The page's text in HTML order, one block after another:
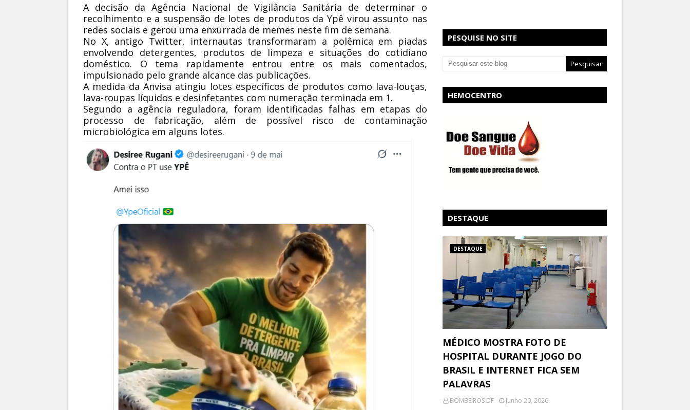
A decisão daAgência Nacional de Vigilância Sanitária de determinar o
recolhimento e a suspensão de lotes de produtos da Ypê virou assunto nas
redes sociais e gerou uma enxurrada de memes neste fim de semana.
No X, antigo Twitter, internautas transformaram a polêmica em piadas
envolvendo detergentes, produtos de limpeza e situações do cotidiano
doméstico. O tema rapidamente entrou entre os mais comentados,
impulsionado pelo grande alcance das publicações.
A medida da Anvisa atingiu lotes específicos de produtos como lava-louças,
lava-roupas líquidos e desinfetantes com numeração terminada em 1.
Segundo a agência reguladora, foram identificadas falhas em etapas do
processo de fabricação, além de possível risco de contaminação
microbiológica em alguns lotes.
PESQUISE NO SITE
HEMOCENTRO
DESTAQUE
DESTAQUE
MÉDICO MOSTRA FOTO DE
HOSPITAL DURANTE JOGO DO
BRASIL E INTERNET FICA SEM
PALAVRAS
BOMBEIROS DF
Junho 20, 2026